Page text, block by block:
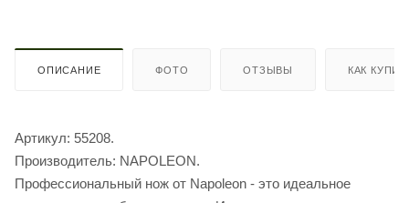
ОПИСАНИЕ ФОТО ОТЗЫВЫ КАК
Артикул: 55208.
Производитель: NAPOLEON.
Профессиональный нож от Napoleon - это идеальное